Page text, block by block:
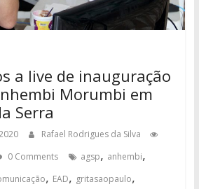
a live de inauguração
Morumbi em
Serra
Rafael Rodrigues da Silva
0 Comments agsp, anhembi,
, EAD, gritasaopaulo,